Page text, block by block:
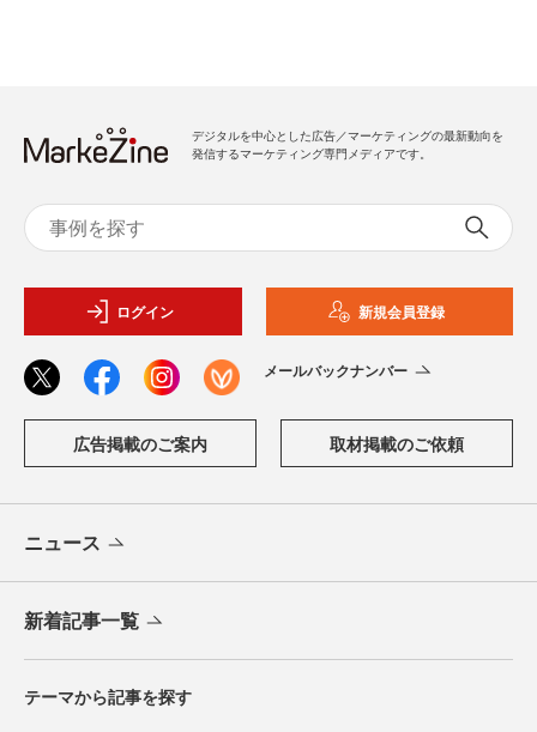
デジタルを中心とした広告／マーケティングの最新動向を
発信するマーケティング専門メディアです。
ログイン 新規会員登録
メールバックナンバー
広告掲載のご案内 取材掲載のご依頼
ニュース
新着記事一覧
テーマから記事を探す